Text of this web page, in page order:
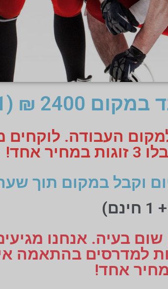
העבודה. לוקחים
אחד!
וקבל במקום תוך
שום בעיה. אנחנו
אחד!